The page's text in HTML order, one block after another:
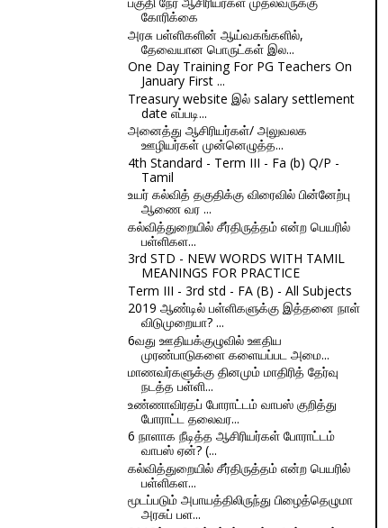
கோரிக்கை
அரசு பள்ளிகளின் ஆய்வகங்களில்,
தேவையான பொருட்கள் இல...
One Day Training For PG Teachers On
January First ...
Treasury website இல் salary settlement
date எப்படி...
அனைத்து ஆசிரியர்கள்/ அலுவலக
ஊழியர்கள் முன்னெழுத்த...
4th Standard - Term III - Fa (b) Q/P -
Tamil
உயர் கல்வித் தகுதிக்கு விரைவில் பின்னேற்பு
ஆணை வர ...
கல்வித்துறையில் சீர்திருத்தம் என்ற பெயரில்
பள்ளிகள...
3rd STD - NEW WORDS WITH TAMIL
MEANINGS FOR PRACTICE
Term III - 3rd std - FA (B) - All Subjects
2019 ஆண்டில் பள்ளிகளுக்கு இத்தனை நாள்
விடுமுறையா? ...
6வது ஊதியக்குழுவில் ஊதிய
முரண்பாடுகளை களையப்பட அமை...
மாணவர்களுக்கு தினமும் மாதிரித் தேர்வு
நடத்த பள்ளி...
உண்ணாவிரதப் போராட்டம் வாபஸ் குறித்து
போராட்ட தலைவர...
6 நாளாக நீடித்த ஆசிரியர்கள் போராட்டம்
வாபஸ் ஏன்? (...
கல்வித்துறையில் சீர்திருத்தம் என்ற பெயரில்
பள்ளிகள...
மூடப்படும் அபாயத்திலிருந்து பிழைத்தெழுமா
அரசுப் பள...